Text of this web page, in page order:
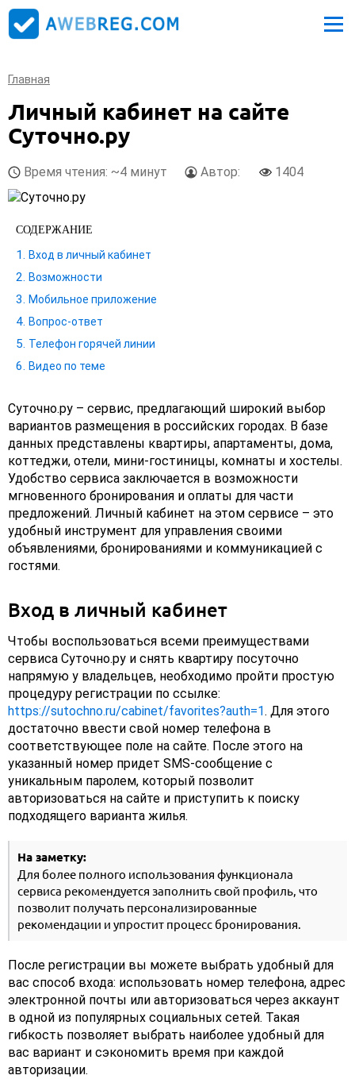
Главная
Личный кабинет на сайте
Суточно.ру
Время чтения: ~4 минут Автор: 1404
СОДЕРЖАНИЕ
Вход в личный кабинет
Возможности
Мобильное приложение
Вопрос-ответ
Телефон горячей линии
Видео по теме
Суточно.ру – сервис, предлагающий широкий выбор
вариантов размещения в российских городах. В базе
данных представлены квартиры, апартаменты, дома,
коттеджи, отели, мини-гостиницы, комнаты и хостелы.
Удобство сервиса заключается в возможности
мгновенного бронирования и оплаты для части
предложений. Личный кабинет на этом сервисе – это
удобный инструмент для управления своими
объявлениями, бронированиями и коммуникацией с
гостями.
Вход в личный кабинет
Чтобы воспользоваться всеми преимуществами
сервиса Суточно.ру и снять квартиру посуточно
напрямую у владельцев, необходимо пройти простую
процедуру регистрации по ссылке:
https://sutochno.ru/cabinet/favorites?auth=1. Для этого
достаточно ввести свой номер телефона в
соответствующее поле на сайте. После этого на
указанный номер придет SMS-сообщение с
уникальным паролем, который позволит
авторизоваться на сайте и приступить к поиску
подходящего варианта жилья.
На заметку:
Для более полного использования функционала
сервиса рекомендуется заполнить свой профиль, что
позволит получать персонализированные
рекомендации и упростит процесс бронирования.
После регистрации вы можете выбрать удобный для
вас способ входа: использовать номер телефона, адрес
электронной почты или авторизоваться через аккаунт
в одной из популярных социальных сетей. Такая
гибкость позволяет выбрать наиболее удобный для
вас вариант и сэкономить время при каждой
авторизации.